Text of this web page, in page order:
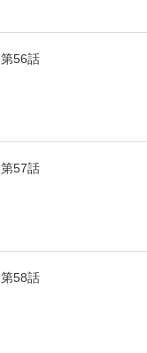
第56話
第57話
第58話